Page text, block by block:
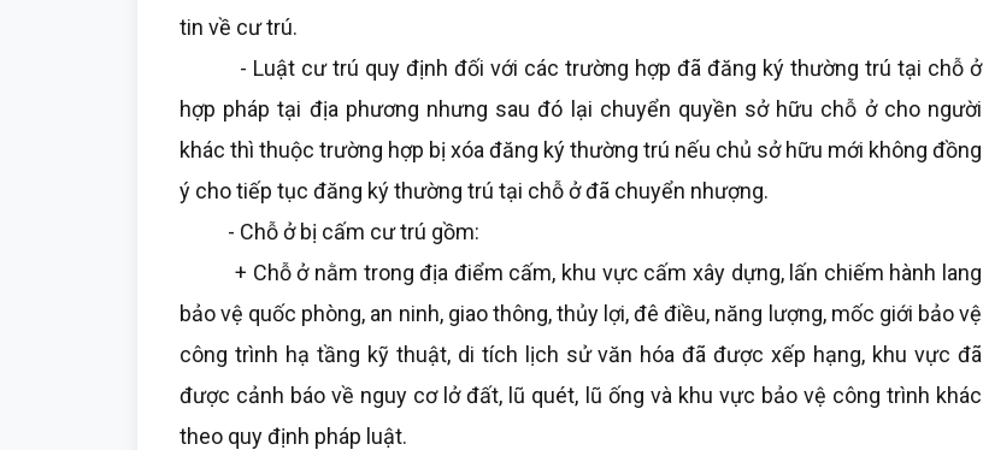
tin về cư trú.
- Luật cư trú quy định đối với các trường hợp đã đăng ký thường trú tại chỗ ở
hợp pháp tại địa phương nhưng sau đó lại chuyển quyền sở hữu chỗ ở cho người
khác thì thuộc trường hợp bị xóa đăng ký thường trú nếu chủ sở hữu mới không đồng
ý cho tiếp tục đăng ký thường trú tại chỗ ở đã chuyển nhượng.
- Chỗ ở bị cấm cư trú gồm:
+ Chỗ ở nằm trong địa điểm cấm, khu vực cấm xây dựng, lấn chiếm hành lang
bảo vệ quốc phòng, an ninh, giao thông, thủy lợi, đê điều, năng lượng, mốc giới bảo vệ
công trình hạ tầng kỹ thuật, di tích lịch sử văn hóa đã được xếp hạng, khu vực đã
được cảnh báo về nguy cơ lở đất, lũ quét, lũ ống và khu vực bảo vệ công trình khác
theo quy định pháp luật.